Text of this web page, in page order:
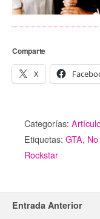
Comparte
X
Categorías:
Etiquetas: GTA,
Rockstar
Entrada Anterior